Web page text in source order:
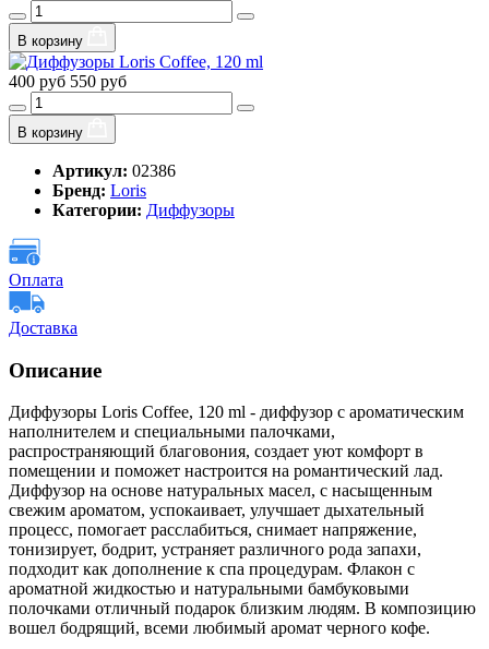
В корзину
400 руб 550 руб
В корзину
Артикул: 02386
Бренд: Loris
Категории: Диффузоры
Оплата
Доставка
Описание
Диффузоры Loris Coffee, 120 ml - диффузор с ароматическим
наполнителем и специальными палочками,
распространяющий благовония, создает уют комфорт в
помещении и поможет настроится на романтический лад.
Диффузор на основе натуральных масел, с насыщенным
свежим ароматом, успокаивает, улучшает дыхательный
процесс, помогает расслабиться, снимает напряжение,
тонизирует, бодрит, устраняет различного рода запахи,
подходит как дополнение к спа процедурам. Флакон с
ароматной жидкостью и натуральными бамбуковыми
полочками отличный подарок близким людям. В композицию
вошел бодрящий, всеми любимый аромат черного кофе.